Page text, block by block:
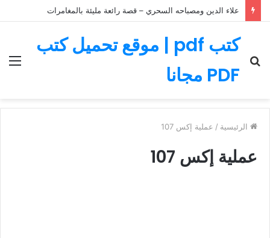
علاء الدين ومصباحه السحري – قصة رائعة مليئة بالمغامرات
كتب pdf | موقع تحميل كتب
PDF مجاناعن
الرئيسية / عملية إكس 107
عملية إكس 107